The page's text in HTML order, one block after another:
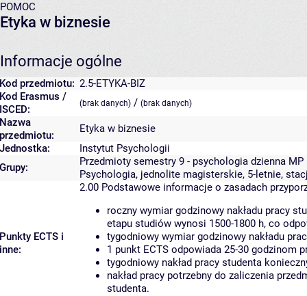
POMOC
Etyka w biznesie
Informacje ogólne
Kod przedmiotu: 2.5-ETYKA-BIZ
Kod Erasmus /
ISCED:
(brak danych) / (brak danych)
Nazwa
przedmiotu:
Etyka w biznesie
Jednostka:
Instytut Psychologii
Grupy:
Przedmioty semestry 9 - psychologia dzienna MP
Psychologia, jednolite magisterskie, 5-letnie,
Punkty ECTS i
inne:
2.00 Podstawowe informacje o zasadach
roczny wymiar godzinowy nakładu pracy
etapu studiów wynosi 1500-1800 h, co
tygodniowy wymiar godzinowy nakładu
1 punkt ECTS odpowiada 25-30 godzinom
tygodniowy nakład pracy studenta
nakład pracy potrzebny do zaliczenia
studenta.